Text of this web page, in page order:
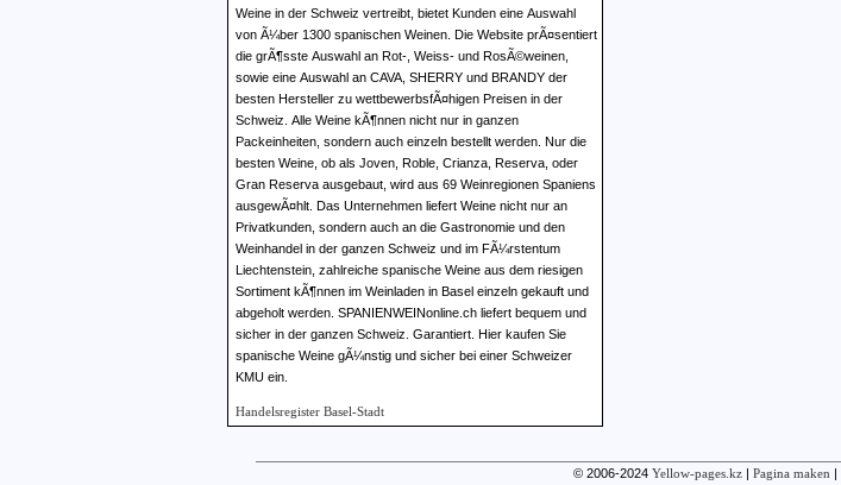
Weine in der Schweiz vertreibt, bietet Kunden eine Auswahl
von Ã¼ber 1300 spanischen Weinen. Die Website prÃ¤sentiert
die grÃ¶sste Auswahl an Rot-, Weiss- und RosÃ©weinen,
sowie eine Auswahl an CAVA, SHERRY und BRANDY der
besten Hersteller zu wettbewerbsfÃ¤higen Preisen in der
Schweiz. Alle Weine kÃ¶nnen nicht nur in ganzen
Packeinheiten, sondern auch einzeln bestellt werden. Nur die
besten Weine, ob als Joven, Roble, Crianza, Reserva, oder
Gran Reserva ausgebaut, wird aus 69 Weinregionen Spaniens
ausgewÃ¤hlt. Das Unternehmen liefert Weine nicht nur an
Privatkunden, sondern auch an die Gastronomie und den
Weinhandel in der ganzen Schweiz und im FÃ¼rstentum
Liechtenstein, zahlreiche spanische Weine aus dem riesigen
Sortiment kÃ¶nnen im Weinladen in Basel einzeln gekauft und
abgeholt werden. SPANIENWEINonline.ch liefert bequem und
sicher in der ganzen Schweiz. Garantiert. Hier kaufen Sie
spanische Weine gÃ¼nstig und sicher bei einer Schweizer
KMU ein.
Handelsregister Basel-Stadt
© 2006-2024 Yellow-pages.kz| Pagina maken |